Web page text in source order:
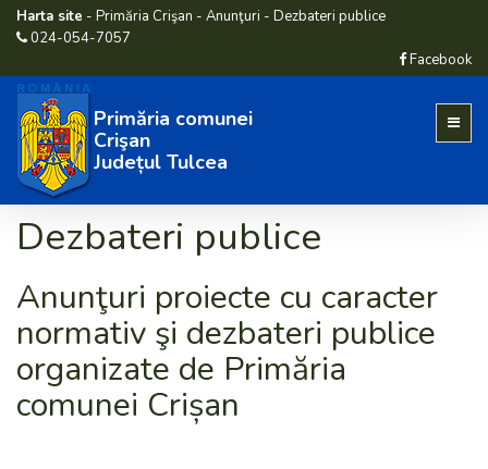
Harta site - Primăria Crişan - Anunţuri - Dezbateri publice
024-054-7057
Facebook
Primăria comunei
Crişan
Județul Tulcea
Dezbateri publice
Anunţuri proiecte cu caracter
normativ şi dezbateri publice
organizate de Primăria
comunei Crișan